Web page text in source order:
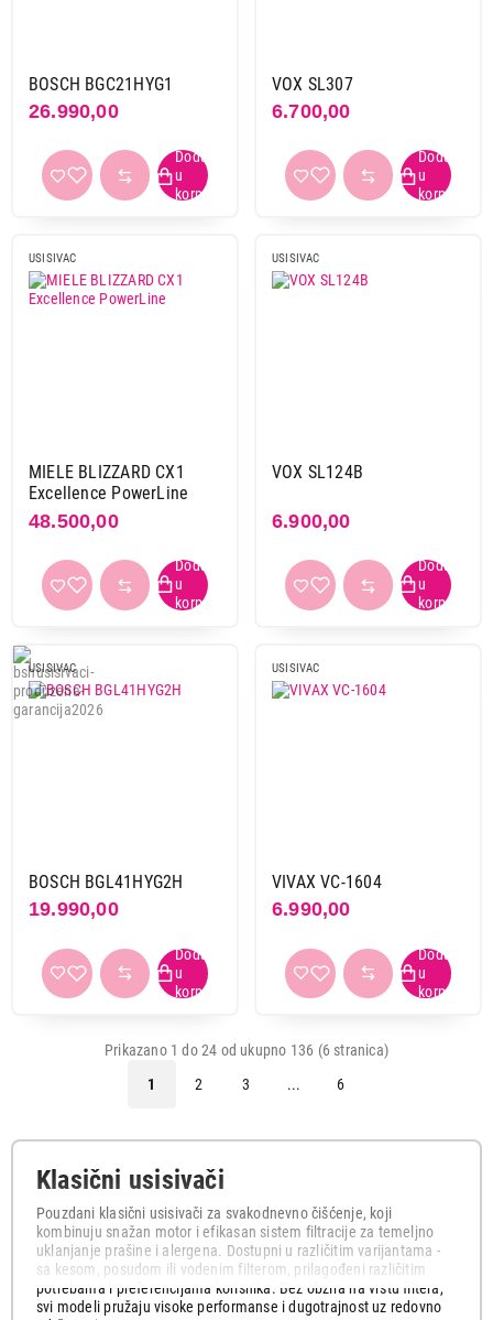
BOSCH BGC21HYG1
26.990,00
VOX SL307
6.700,00
USISIVAC
MIELE BLIZZARD CX1
Excellence PowerLine
48.500,00
USISIVAC
VOX SL124B
6.900,00
USISIVAC
BOSCH BGL41HYG2H
19.990,00
USISIVAC
VIVAX VC-1604
6.990,00
Prikazano 1 do 24 od ukupno 136 (6 stranica)
1
2 3 ... 6
Klasični usisivači
Pouzdani klasični usisivači za svakodnevno čišćenje, koji
kombinuju snažan motor i efikasan sistem filtracije za temeljno
uklanjanje prašine i alergena. Dostupni u različitim varijantama -
sa kesom, posudom ili vodenim filterom, prilagođeni različitim
potrebama i preferencijama korisnika. Bez obzira na vrstu filtera,
svi modeli pružaju visoke performanse i dugotrajnost uz redovno